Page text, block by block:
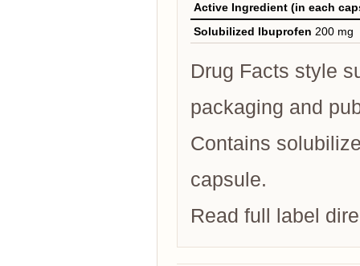
Active Ingredient (in each
Solubilized Ibuprofen 200 mg
Drug Facts style
packaging and
Contains
capsule.
Read full label